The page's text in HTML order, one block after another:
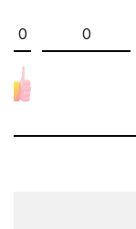
0 0